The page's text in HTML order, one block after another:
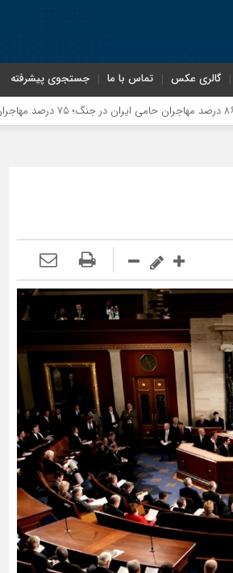
گالری عکس تماس با ما جستجوی پیشرفته